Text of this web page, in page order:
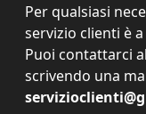
Per qualsiasi
servizio clienti è
Puoi contattarci
scrivendo una